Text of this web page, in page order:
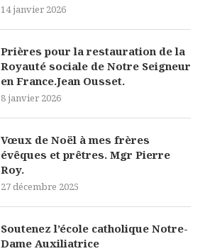
14 janvier 2026
Prières pour la restauration de la
Royauté sociale de Notre Seigneur
en France.Jean Ousset.
8 janvier 2026
Vœux de Noël à mes frères
évêques et prêtres. Mgr Pierre
Roy.
27 décembre 2025
Soutenez l’école catholique Notre-
Dame Auxiliatrice